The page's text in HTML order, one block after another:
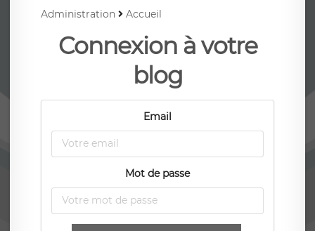
Administration Accueil
Connexion à votre
blog
Email
Mot de passe